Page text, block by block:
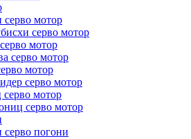
мотор
серво мотор
мотор
серво мотор
мотор
серво мотор
мотор
серво мотор
погони